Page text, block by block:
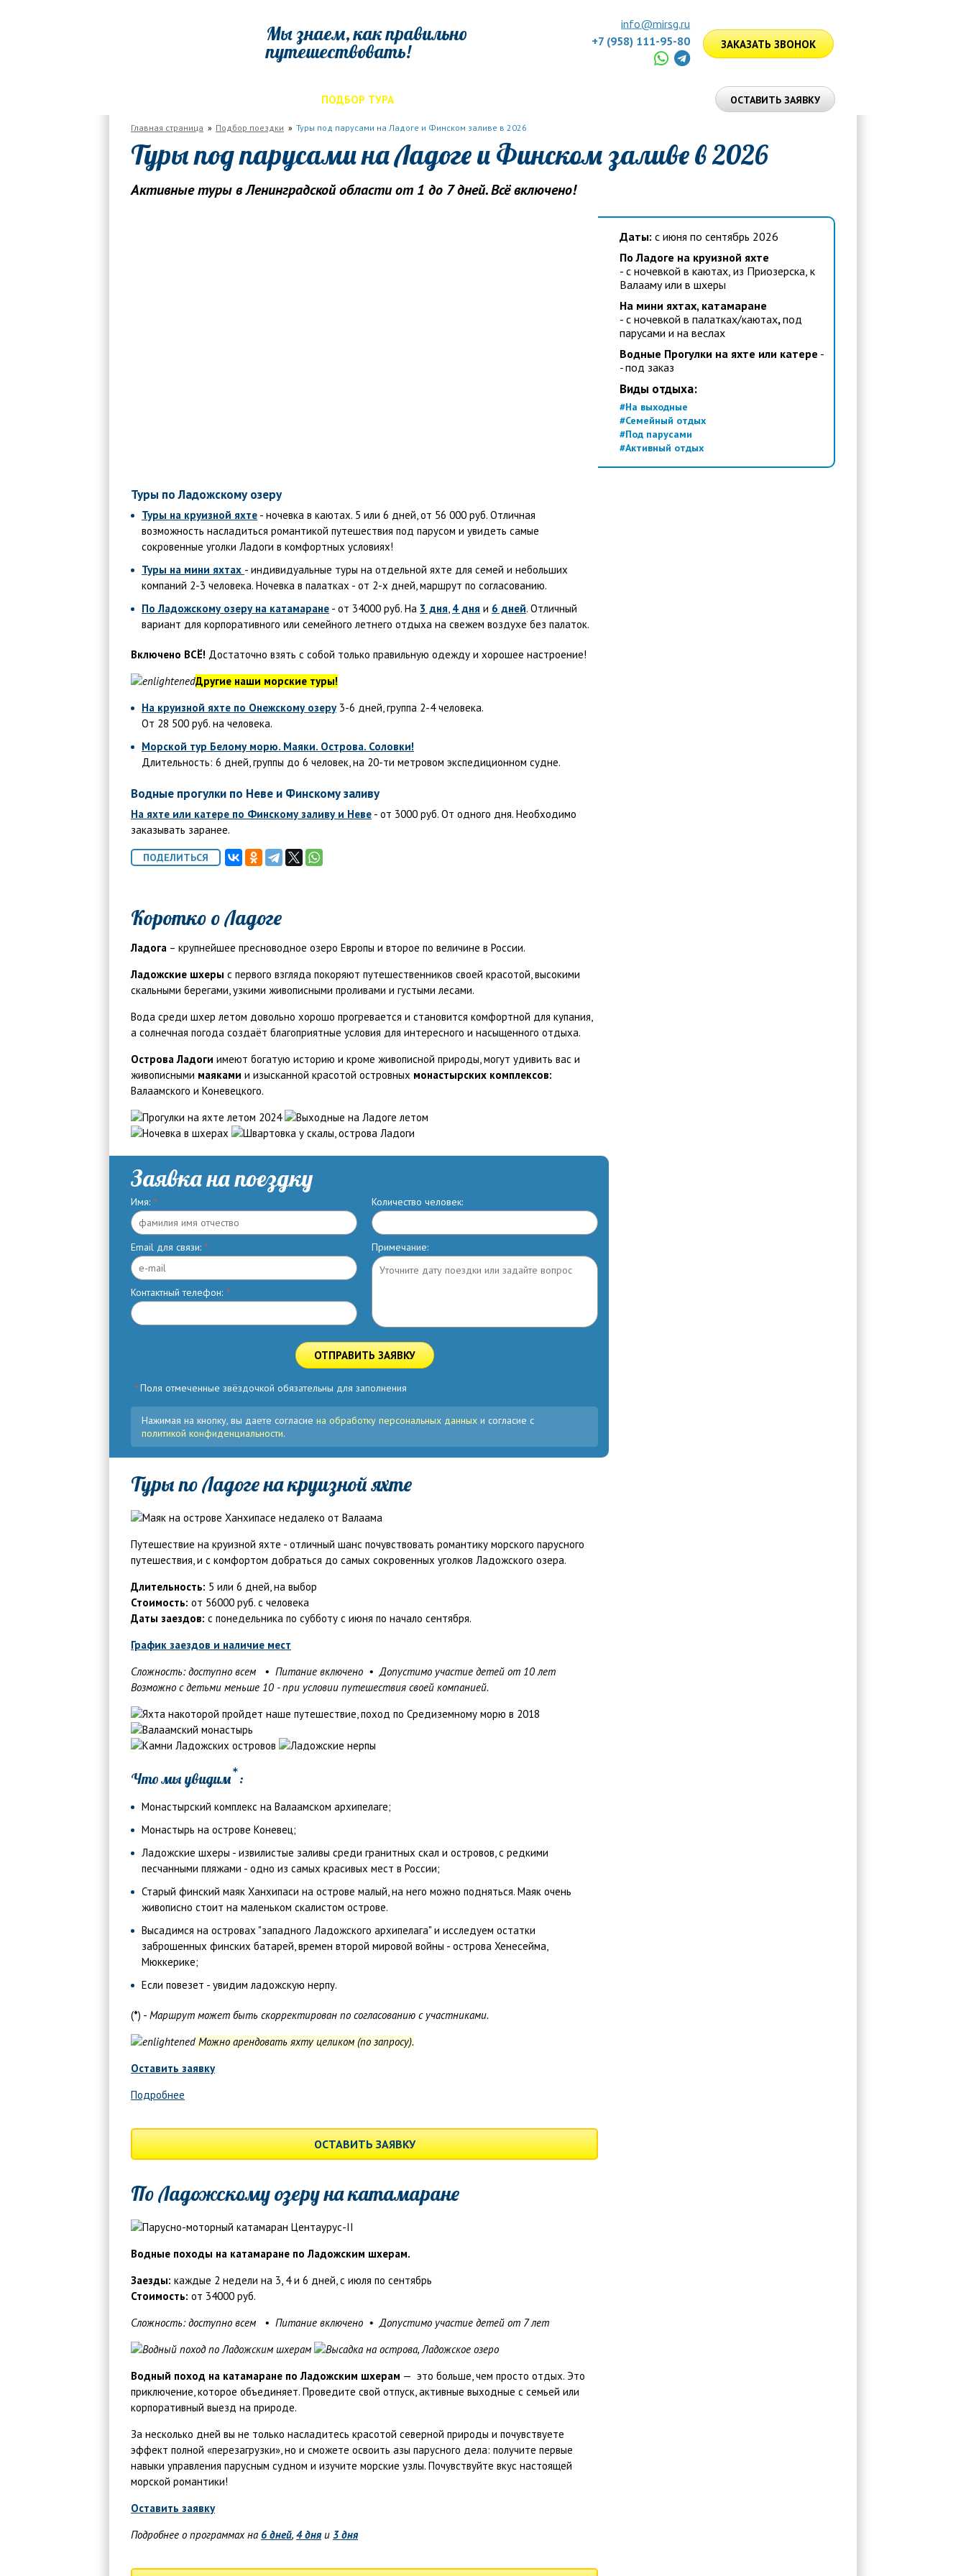
Мы знаем, как правильно
путешествовать!
info@mirsg.ru
+7 (958) 111-95-80
ЗАКАЗАТЬ ЗВОНОК
ПОДБОР ТУРА ОСТАВИТЬ ЗАЯВКУ
Главная страница Подбор поездки Туры под парусами на Ладоге и Финском заливе в 2026
Туры под парусами на Ладоге и Финском заливе в 2026
Активные туры в Ленинградской области от 1 до 7 дней. Всё включено!
Даты: с июня по сентябрь 2026
По Ладоге на круизной яхте
- с ночевкой в каютах, из Приозерска, к
Валааму или в шхеры
На мини яхтах, катамаране
- с ночевкой в палатках/каютах,под
парусами и на веслах
Водные Прогулки на яхте или катере -
-под заказ
Виды отдыха:
#На выходные
#Семейный отдых
#Под парусами
#Активный отдых
Туры по Ладожскому озеру
Туры на круизной яхте - ночевка в каютах. 5 или 6 дней, от 56 000 руб. Отличная
возможность насладиться романтикой путешествия под парусом и увидеть самые
сокровенные уголки Ладоги в комфортных условиях!
Туры на мини яхтах - индивидуальные туры на отдельной яхте для семей и небольших
компаний 2-3 человека. Ночевка в палатках - от 2-х дней, маршрут по согласованию.
По Ладожскому озеру на катамаране - от 34000 руб. На 3 дня, 4 дня и 6 дней. Отличный
вариант для корпоративного или семейного летнего отдыха на свежем воздухе без палаток.
Включено ВСЁ! Достаточно взять с собой только правильную одежду и хорошее настроение!
Другие наши морские туры!
На круизной яхте по Онежскому озеру 3-6 дней, группа 2-4 человека.
От 28 500 руб. на человека.
Морской тур Белому морю. Маяки. Острова. Соловки!
Длительность: 6 дней, группы до 6 человек, на 20-ти метровом экспедиционном судне.
Водные прогулки по Неве и Финскому заливу
На яхте или катере по Финскому заливу и Неве - от 3000 руб. От одного дня. Необходимо
заказывать заранее.
Коротко о Ладоге
Ладога – крупнейшее пресноводное озеро Европы и второе по величине в России.
Ладожские шхеры с первого взгляда покоряют путешественников своей красотой, высокими
скальными берегами, узкими живописными проливами и густыми лесами.
Вода среди шхер летом довольно хорошо прогревается и становится комфортной для купания,
а солнечная погода создаёт благоприятные условия для интересного и насыщенного отдыха.
Острова Ладоги имеют богатую историю и кроме живописной природы, могут удивить вас и
живописными маяками и изысканной красотой островных монастырских комплексов:
Валаамского и Коневецкого.
Заявка на поездку
Имя: *
Email для связи: *
Контактный телефон: *
Количество человек:
Примечание:
ОТПРАВИТЬ ЗАЯВКУ
*Поля отмеченные звёздочкой обязательны для заполнения
Нажимая на кнопку, вы даете согласие на обработку персональных данных и согласие с
политикой конфиденциальности.
Туры по Ладоге на круизной яхте
Путешествие на круизной яхте - отличный шанс почувствовать романтику морского парусного
путешествия, и с комфортом добраться до самых сокровенных уголков Ладожского озера.
Длительность: 5 или 6 дней, на выбор
Стоимость: от 56000 руб. с человека
Даты заездов: с понедельника по субботу с июня по начало сентября.
График заездов и наличие мест
Сложность: доступно всем • Питание включено • Допустимо участие детей от 10 лет
Возможно с детьми меньше 10 - при условии путешествия своей компанией.
Что мы увидим*:
Монастырский комплекс на Валаамском архипелаге;
Монастырь на острове Коневец;
Ладожские шхеры - извилистые заливы среди гранитных скал и островов, с редкими
песчанными пляжами - одно из самых красивых мест в России;
Старый финский маяк Ханхипаси на острове малый, на него можно подняться. Маяк очень
живописно стоит на маленьком скалистом острове.
Высадимся на островах "западного Ладожского архипелага" и исследуем остатки
заброшенных финских батарей, времен второй мировой войны - острова Хенесейма,
Мюккерике;
Если повезет - увидим ладожскую нерпу.
(*) - Маршрут может быть скорректирован по согласованию с участниками.
Можно арендовать яхту целиком (по запросу).
Оставить заявку
Подробнее
ОСТАВИТЬ ЗАЯВКУ
По Ладожскому озеру на катамаране
Водные походы на катамаране по Ладожским шхерам.
Заезды: каждые 2 недели на 3, 4 и 6 дней, с июля по сентябрь
Стоимость: от 34000 руб.
Сложность: доступно всем • Питание включено • Допустимо участие детей от 7 лет
Водный поход на катамаране по Ладожским шхерам — это больше, чем просто отдых. Это
приключение, которое объединяет. Проведите свой отпуск, активные выходные с семьей или
корпоративный выезд на природе.
За несколько дней вы не только насладитесь красотой северной природы и почувствуете
эффект полной «перезагрузки», но и сможете освоить азы парусного дела: получите первые
навыки управления парусным судном и изучите морские узлы. Почувствуйте вкус настоящей
морской романтики!
Оставить заявку
Подробнее о программах на 6 дней, 4 дняи 3 дня